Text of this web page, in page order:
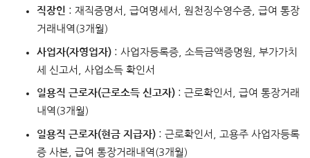
직장인 : 재직증명서, 급여명세서, 원천징수영수증, 급여 통장
거래내역(3개월)
사업자(자영업자): 사업자등록증, 소득금액증명원, 부가가치
세 신고서, 사업소득 확인서
일용직 근로자(근로소득 신고자): 근로확인서, 급여 통장거래
내역(3개월)
일용직 근로자(현금 지급자): 근로확인서, 고용주 사업자등록
증 사본, 급여 통장거래내역(3개월)